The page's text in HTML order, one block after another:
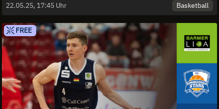
22.05.25, 17:45 Uhr
Basketball
FREE